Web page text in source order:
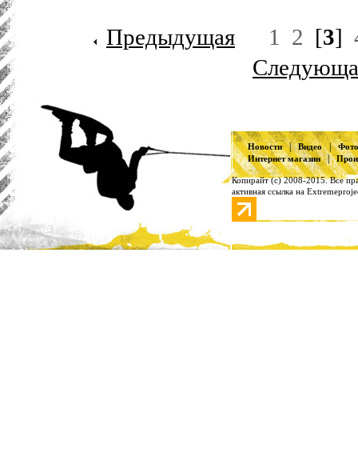
Предыдущая 1 2 [3]
Новости|Видео|
Интернет магазин|
Копирайт (с) 2008-2015. Все
активная ссылка на